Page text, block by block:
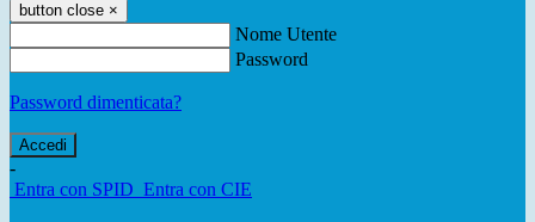
button close ×
Nome Utente
Password
Password dimenticata?
-
Entra con SPID Entra con CIE